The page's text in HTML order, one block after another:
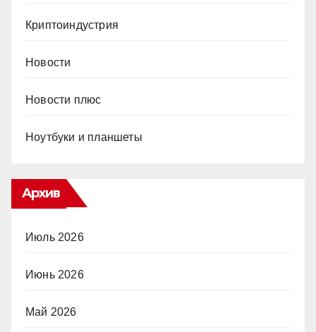
Криптоиндустрия
Новости
Новости плюс
Ноутбуки и планшеты
Архив
Июль 2026
Июнь 2026
Май 2026